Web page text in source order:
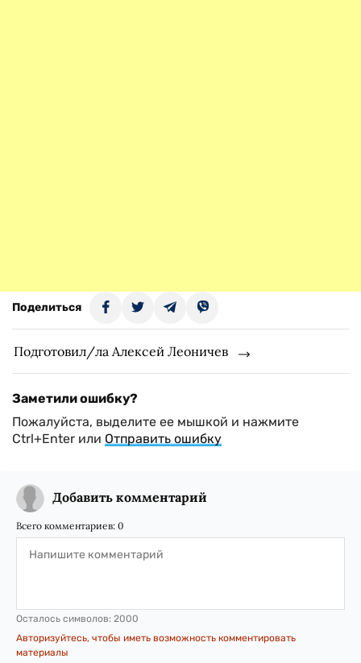
Поделиться
Подготовил/ла Алексей Леоничев
Заметили ошибку?
Пожалуйста, выделите ее мышкой и нажмите
Ctrl+Enter или Отправить ошибку
Добавить комментарий
Всего комментариев: 0
Осталось символов: 2000
Авторизуйтесь, чтобы иметь возможность комментировать
материалы